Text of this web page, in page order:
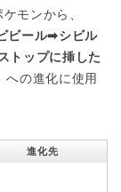
モンから、
ビール➡︎シビル
トップに挿した
への進化に使用
進化先